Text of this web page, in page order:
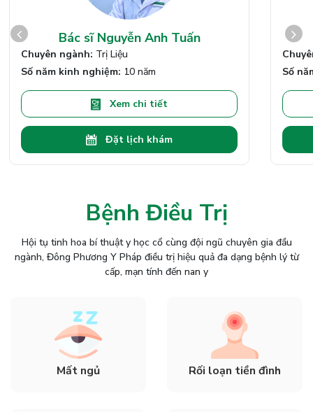
Bác sĩ Nguyễn Anh Tuấn
Chuyên ngành: Trị Liệu
Số năm kinh nghiệm: 10 năm
Xem chi tiết
Đặt lịch khám
Số
Bệnh Điều Trị
Hội tụ tinh hoa bí thuật y học cổ cùng đội ngũ chuyên gia đầu
ngành, Đông Phương Y Pháp điều trị hiệu quả đa dạng bệnh lý từ
cấp, mạn tính đến nan y
Mất ngủ Rối loạn tiền đình